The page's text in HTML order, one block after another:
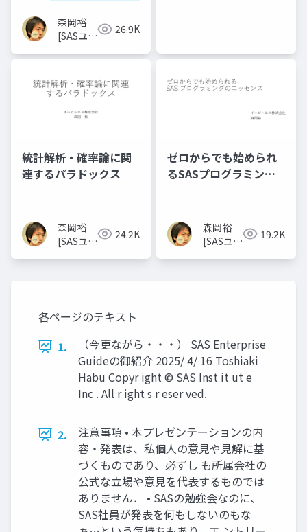
森岡裕
[SASユー
世話人]
26.9K
統計解析・確率論に関
連するパラドックス
森岡裕
[SASユー
24.2K
ゼロからでも始められ
るSASプログラミング
森岡裕
[SASユー
19.2K
各ページのテキスト
1.
（今更ながら・・・） SAS Enterprise
Guideの御紹介 2025/ 4/ 16 Toshiaki
Habu Copyr ight © SAS Inst it ut e
Inc . All r ight s r eser ved.
2.
注意事項 • 本プレゼンテーションの内
容・発表は、私個人の意見や見解に基
づくものであり、必ずし も所属会社の
公式な立場や意見を代表するものでは
ありません． • SASの勉強会なのに、
SAS社員が発表を何もしないのもな